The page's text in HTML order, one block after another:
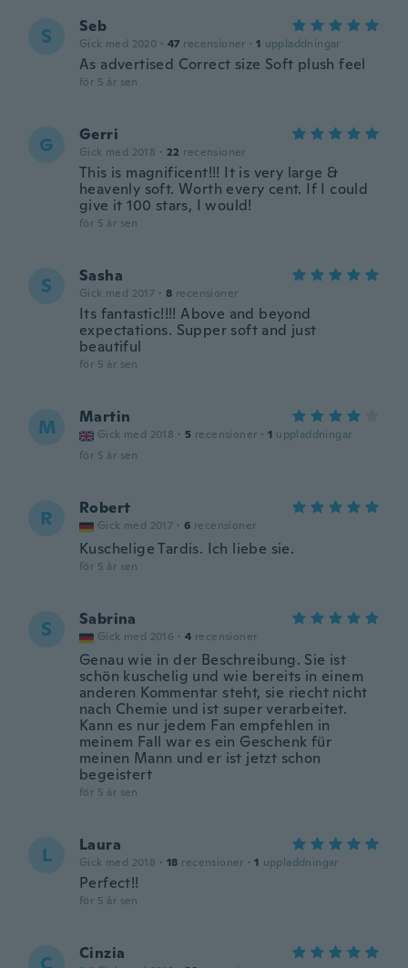
S Seb
Gick med 2020 · 47 recensioner · 1 uppladdningar
As advertised Correct size Soft plush feel
för 5 år sen
G Gerri
Gick med 2018 · 22 recensioner
This is magnificent!!! It is very large &
heavenly soft. Worth every cent. If I could
give it 100 stars, I would!
för 5 år sen
S Sasha
Gick med 2017 · 8 recensioner
Its fantastic!!!! Above and beyond
expectations. Supper soft and just
beautiful
för 5 år sen
M Martin
Gick med 2018 · 5 recensioner · 1 uppladdningar
för 5 år sen
R Robert
Gick med 2017 · 6 recensioner
Kuschelige Tardis. Ich liebe sie.
för 5 år sen
S Sabrina
Gick med 2016 · 4 recensioner
Genau wie in der Beschreibung. Sie ist
schön kuschelig und wie bereits in einem
anderen Kommentar steht, sie riecht nicht
nach Chemie und ist super verarbeitet.
Kann es nur jedem Fan empfehlen in
meinem Fall war es ein Geschenk für
meinen Mann und er ist jetzt schon
begeistert
för 5 år sen
L Laura
Gick med 2018 · 18 recensioner · 1 uppladdningar
Perfect!!
för 5 år sen
Cinzia